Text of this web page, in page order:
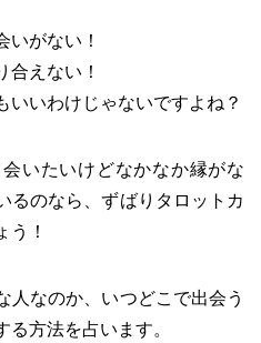
いがない！
合えない！
いいわけじゃないですよね？
いたいけどなかなか縁がな
のなら、ずばりタロットカ
う！
人なのか、いつどこで出会う
方法を占います。